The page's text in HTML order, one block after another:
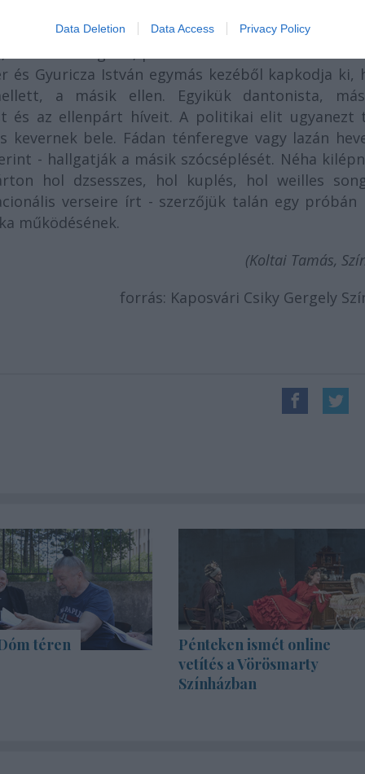
Data Deletion Data Access Privacy Policy
közöny és szürkeség telepszik az egészre.
egyaránt alkalmiak, akárcsak
partvissal és cekkerrel. A
Gyuricza István egymás kezéből kapkodja ki,
a másik ellen. Egyikük dantonista,
és az ellenpárt híveit. A politikai elit ugyanezt
bele. Fádan ténferegve vagy lazán
- hallgatják a másik szócséplését. Néha
hol dzsesszes, hol kuplés, hol weilles
verseire írt - szerzőjük talán egy próbán
működésének.
(Koltai Tamás,
forrás: Kaposvári Csiky Gergely
téren
Pénteken ismét online
vetítés a Vörösmarty
Színházban